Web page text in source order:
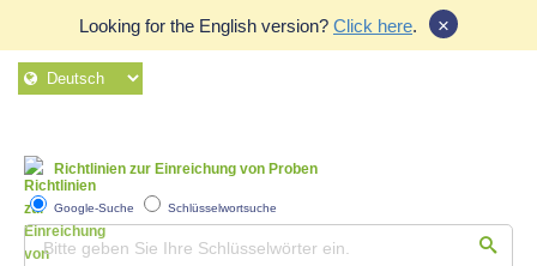
Looking for the English version? Click here. ×
Richtlinien zur Einreichung von Proben
Google-Suche Schlüsselwortsuche